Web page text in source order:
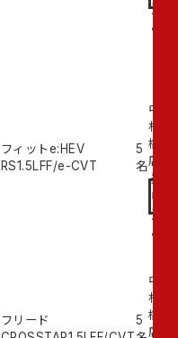
込
み
フィットe:HEV
RS1.5LFF/e-CVT
5
名
中
村
橋
店試
乗
申
込
み
フリード
5
中
村
橋
店試